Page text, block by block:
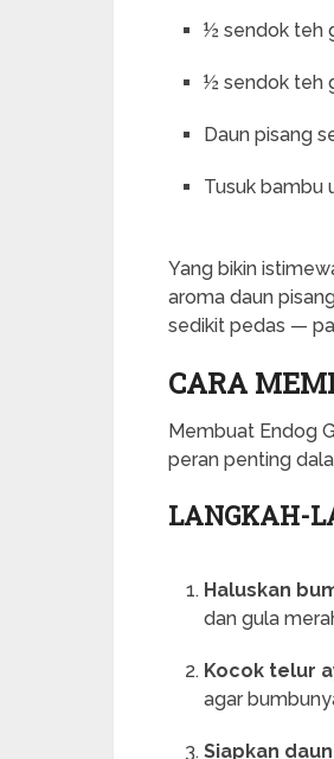
½ sendok teh
½ sendok teh
Daun pisang
Tusuk bambu
Yang bikin
aroma daun
sedikit pedas —
CARA
Membuat Endog
peran penting
LANGKAH-
Haluskan
dan gula
Kocok telur
agar
Siapkan